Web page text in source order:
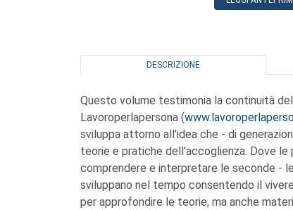
DESCRIZIONE
Questo volume testimonia la continuità
Lavoroperlapersona (
sviluppa attorno all'idea che - di
teorie e pratiche dell'accoglienza. Dove
comprendere e interpretare le seconde -
sviluppano nel tempo consentendo il
per approfondire le teorie, ma anche